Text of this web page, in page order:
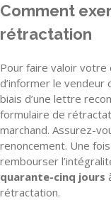
Comment
rétractation
Pour faire valoir
d’informer le vendeur
biais d’une lettre
formulaire de
marchand. Assurez-
renoncement. Une
rembourser
quarante-cinq jours
rétractation.